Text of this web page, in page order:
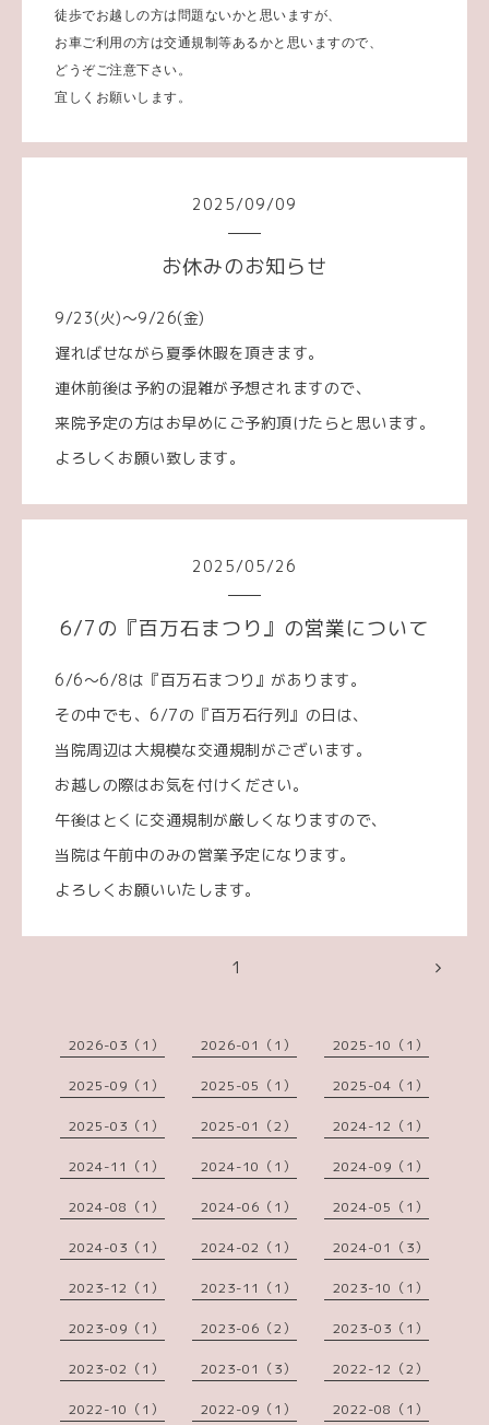
徒歩でお越しの方は問題ないかと思いますが、
お車ご利用の方は交通規制等あるかと思いますので、
どうぞご注意下さい。
宜しくお願いします。
2025/09/09
お休みのお知らせ
9/23(火)～9/26(金)
遅ればせながら夏季休暇を頂きます。
連休前後は予約の混雑が予想されますので、
来院予定の方はお早めにご予約頂けたらと思います。
よろしくお願い致します。
2025/05/26
6/7の『百万石まつり』の営業について
6/6～6/8は『百万石まつり』があります。
その中でも、6/7の『百万石行列』の日は、
当院周辺は大規模な交通規制がございます。
お越しの際はお気を付けください。
午後はとくに交通規制が厳しくなりますので、
当院は午前中のみの営業予定になります。
よろしくお願いいたします。
1
2026-03（1） 2026-01（1） 2025-10（1）
2025-09（1） 2025-05（1） 2025-04（1）
2025-03（1） 2025-01（2） 2024-12（1）
2024-11（1） 2024-10（1） 2024-09（1）
2024-08（1） 2024-06（1） 2024-05（1）
2024-03（1） 2024-02（1） 2024-01（3）
2023-12（1） 2023-11（1） 2023-10（1）
2023-09（1） 2023-06（2） 2023-03（1）
2023-02（1） 2023-01（3） 2022-12（2）
2022-10（1） 2022-09（1） 2022-08（1）